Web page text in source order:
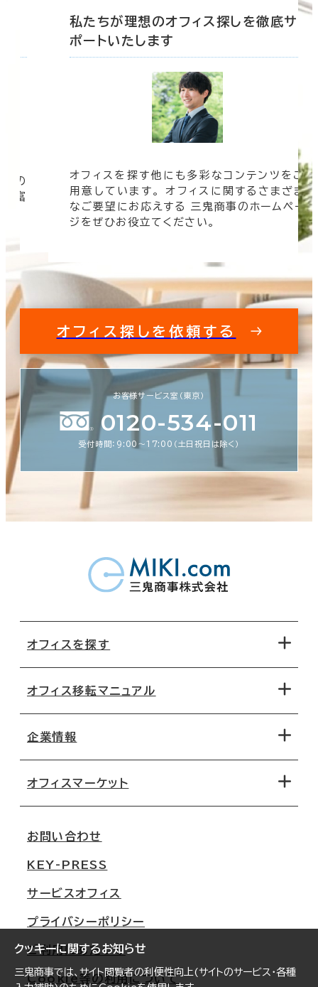
クッキーに関するお知らせ
三鬼商事では、サイト閲覧者の利便性向上(サイトのサービス・各種
の
豊富
私たちが理想のオフィス探しを徹底サ
ポートいたします
オフィスを探す他にも多彩なコンテンツをご
用意しています。 オフィスに関するさまざま
なご要望にお応えする 三鬼商事のホームペー
ジをぜひお役立てください。
オフィス探しを依頼する
お客様サービス室（東京）
0120-534-011
受付時間：9:00〜17:00（土日祝日は除く）
オフィスを探す
地図から探す
路線・駅から探す
オフィス移転マニュアル
移転コストシミュレーション
移転スケジュール
オフィス移転Q&A
企業情報
オフィスマーケット
大阪
名古屋
札幌
仙台
横浜
お問い合わせ
KEY-PRESS
サービスオフィス
プライバシーポリシー
ご利用にあたって
Cookie等の利用について